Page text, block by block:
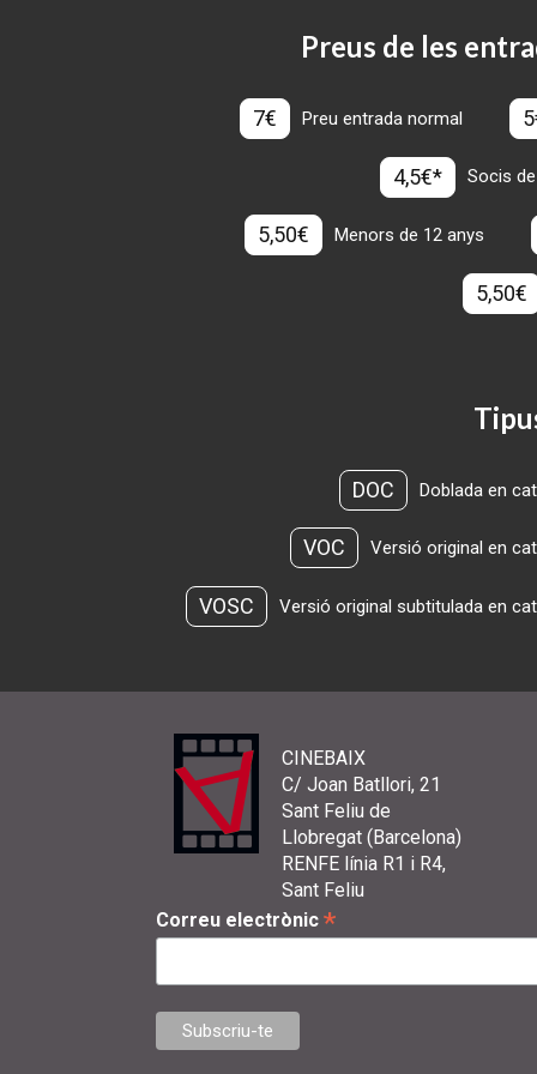
Preus de les
7€ Preu entrada normal
4,5€* Socis
5,50€ Menors de 12 anys
5,50€
DOC Doblada en
VOC Versió original en
VOSC Versió original subtitulada en
CINEBAIX
C/ Joan Batllori, 21
Sant Feliu de
Llobregat (Barcelona)
RENFE línia R1 i R4,
Sant Feliu
Correu electrònic *